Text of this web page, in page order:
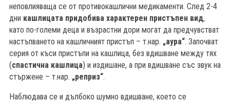
неповлияваща се от противокашлични медикаменти. След 2-4
дни кашлицата придобива характерен пристъпен вид,
като по-големи деца и възрастни дори могат да предчувстват
настъпването на кашличният пристъп – т.нар. „аура“. Започват
серия от къси пристъпи на кашлица, без вдишване между тях
(спастична кашлица) и издишане, а при вдишване със звук на
стържене – т.нар. „реприз“.
Наблюдава се и дълбоко шумно вдишване, което се